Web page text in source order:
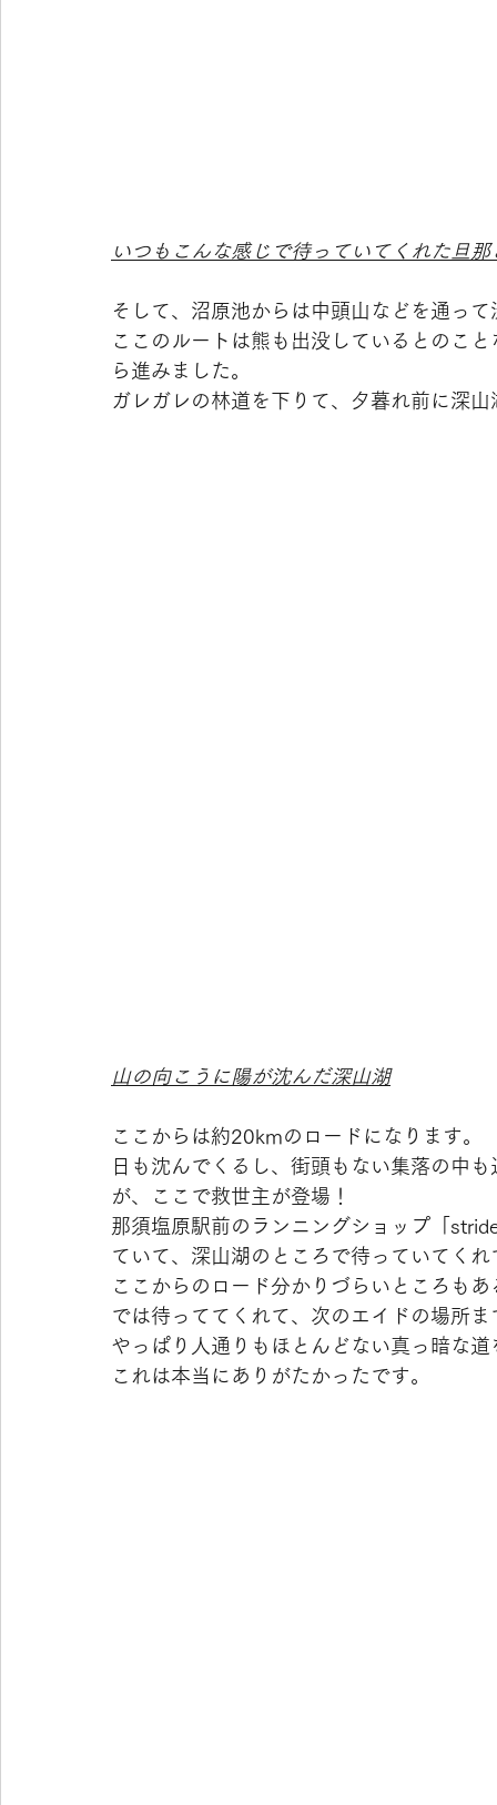
いつもこんな感じで待っていてくれた旦那
そして、沼原池からは中頭山などを通って
ここのルートは熊も出没しているとのこ
ら進みました。
ガレガレの林道を下りて、夕暮れ前に深山
山の向こうに陽が沈んだ深山湖
ここからは約20kmのロードになります。
日も沈んでくるし、街頭もない集落の中
が、ここで救世主が登場！
那須塩原駅前のランニングショップ「
ていて、深山湖のところで待っていてくれ
ここからのロード分かりづらいところも
では待っててくれて、次のエイドの場所
やっぱり人通りもほとんどない真っ暗な
これは本当にありがたかったです。